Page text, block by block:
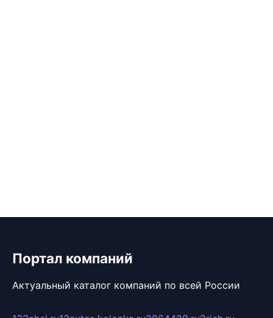
Портал компаний
Актуальный каталог компаний по всей России